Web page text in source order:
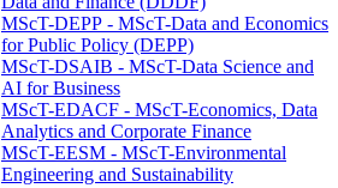
MScT-DEPP - MScT-Data and Economics
for Public Policy (DEPP)
MScT-DSAIB - MScT-Data Science and
AI for Business
MScT-EDACF - MScT-Economics, Data
Analytics and Corporate Finance
MScT-EESM - MScT-Environmental
Engineering and Sustainability